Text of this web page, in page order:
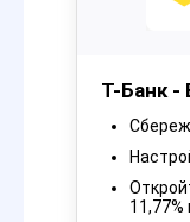
Т-Банк -